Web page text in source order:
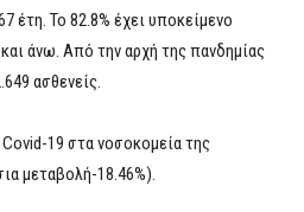
έτη. To 82.8% έχει υποκείμενο
άνω. Από την αρχή της πανδημίας
ασθενείς.
19 στα νοσοκομεία της
μεταβολή-18.46%).